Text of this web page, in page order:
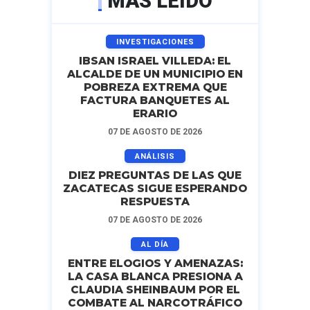
INVESTIGACIONES
IBSAN ISRAEL VILLEDA: EL
ALCALDE DE UN MUNICIPIO EN
POBREZA EXTREMA QUE
FACTURA BANQUETES AL
ERARIO
07 DE AGOSTO DE 2026
ANÁLISIS
DIEZ PREGUNTAS DE LAS QUE
ZACATECAS SIGUE ESPERANDO
RESPUESTA
07 DE AGOSTO DE 2026
AL DÍA
ENTRE ELOGIOS Y AMENAZAS:
LA CASA BLANCA PRESIONA A
CLAUDIA SHEINBAUM POR EL
COMBATE AL NARCOTRÁFICO